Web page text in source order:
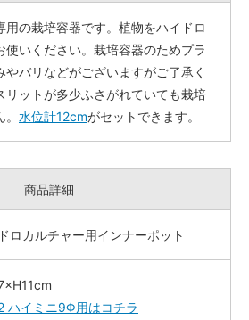
用の栽培容器です。植物をハイドロ
使いください。栽培容器のためプラ
やバリなどがございますがご了承く
リットが多少ふさがれていても栽培
水位計12cmがセットできます。
商品詳細
ロカルチャー用インナーポット
ハイミニ9Φ用はコチラ